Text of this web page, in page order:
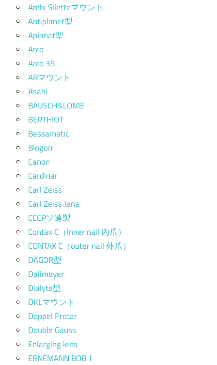
Ambi Siletteマウント
Antiplanet型
Aplanat型
Arco
Arco 35
ARマウント
Asahi
BAUSCH&LOMB
BERTHIOT
Bessamatic
Biogon
Canon
Cardinar
Carl Zeiss
Carl Zeiss Jena
CCCPソ連製
Contax C（inner nail 内爪）
CONTAX C（outer nail 外爪）
DAGOR型
Dallmeyer
Dialyte型
DKLマウント
Doppel Protar
Double Gauss
Enlarging lens
ERNEMANN BOBⅠ